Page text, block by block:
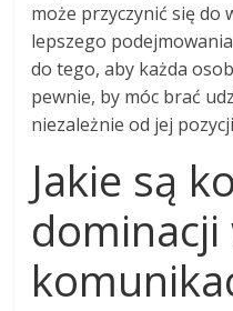
może przyczynić się do
lepszego
do tego, aby każda
pewnie, by móc brać
niezależnie od jej
Jakie są
dominacji